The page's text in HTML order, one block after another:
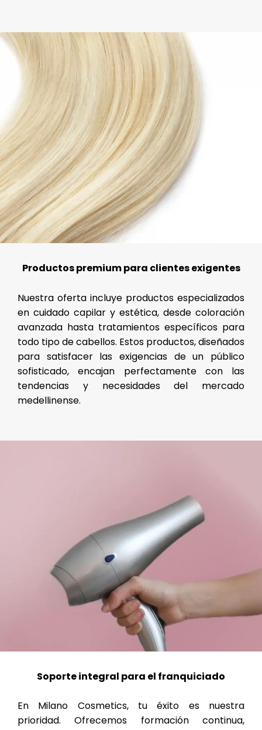
Productos premium para clientes exigentes
Nuestra oferta incluye productos especializados
en cuidado capilar y estética, desde coloración
avanzada hasta tratamientos específicos para
todo tipo de cabellos. Estos productos, diseñados
para satisfacer las exigencias de un público
sofisticado, encajan perfectamente con las
tendencias y necesidades del mercado
medellinense.
Soporte integral para el franquiciado
En Milano Cosmetics, tu éxito es nuestra
prioridad. Ofrecemos formación continua,